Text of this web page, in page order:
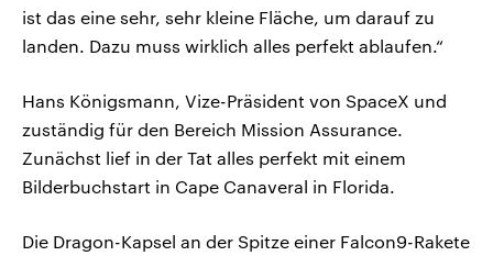
ist das eine sehr, sehr kleine Fläche, um darauf zu
landen. Dazu muss wirklich alles perfekt ablaufen.“
Hans Königsmann, Vize-Präsident von SpaceX und
zuständig für den Bereich Mission Assurance.
Zunächst lief in der Tat alles perfekt mit einem
Bilderbuchstart in Cape Canaveral in Florida.
Die Dragon-Kapsel an der Spitze einer Falcon9-Rakete